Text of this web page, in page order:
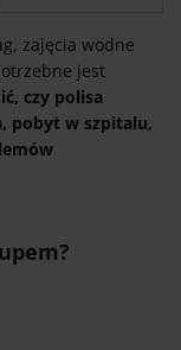
zajęcia wodne
jest
czy polisa
pobyt w szpitalu,